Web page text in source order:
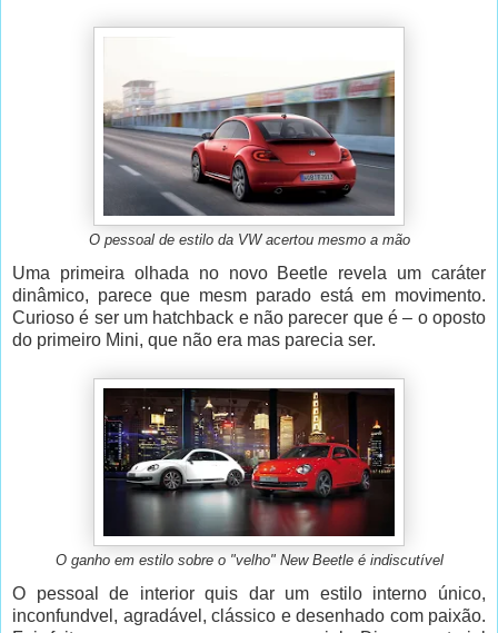
O pessoal de estilo da VW acertou mesmo a mão
Uma primeira olhada no novo Beetle revela um caráter
dinâmico, parece que mesm parado está em movimento.
Curioso é ser um hatchback e não parecer que é – o oposto
do primeiro Mini, que não era mas parecia ser.
O ganho em estilo sobre o "velho" New Beetle é indiscutível
O pessoal de interior quis dar um estilo interno único,
inconfundvel, agradável, clássico e desenhado com paixão.